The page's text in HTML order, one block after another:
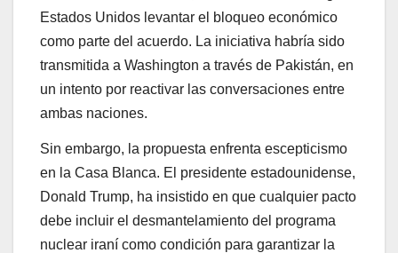
Estados Unidos levantar el bloqueo económico
como parte del acuerdo. La iniciativa habría sido
transmitida a Washington a través de Pakistán, en
un intento por reactivar las conversaciones entre
ambas naciones.
Sin embargo, la propuesta enfrenta escepticismo
en la Casa Blanca. El presidente estadounidense,
Donald Trump, ha insistido en que cualquier pacto
debe incluir el desmantelamiento del programa
nuclear iraní como condición para garantizar la